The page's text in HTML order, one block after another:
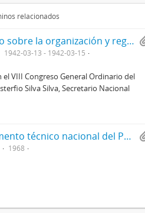
relacionados
Librillo informativo mecanografiado sobre la organización y reglamento del Departamento Nacional Sindical del Partido Socialista
1942-03-13 - 1942-03-15
VIII Congreso General Ordinario del
Silva Silva, Secretario Nacional
Reglamento orgánico del Departamento técnico nacional del Partido Demócrata Cristiano
1968